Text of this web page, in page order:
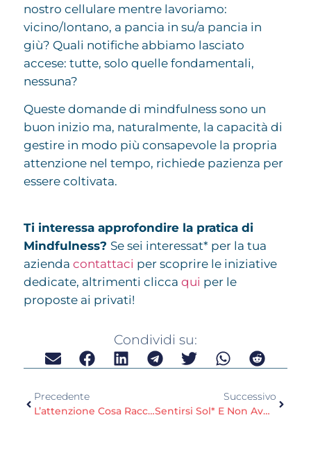
nostro cellulare mentre lavoriamo:
vicino/lontano, a pancia in su/a pancia in
giù? Quali notifiche abbiamo lasciato
accese: tutte, solo quelle fondamentali,
nessuna?
Queste domande di mindfulness sono un
buon inizio ma, naturalmente, la capacità di
gestire in modo più consapevole la propria
attenzione nel tempo, richiede pazienza per
essere coltivata.
Ti interessa approfondire la pratica di
Mindfulness? Se sei interessat* per la tua
azienda contattaci per scoprire le iniziative
dedicate, altrimenti clicca qui per le
proposte ai privati!
Condividi su:
Precedente
L’attenzione Cosa Racconta Di Te?
Successivo
Sentirsi Sol* E Non Aver Voglia Di Stare Con Nessun*